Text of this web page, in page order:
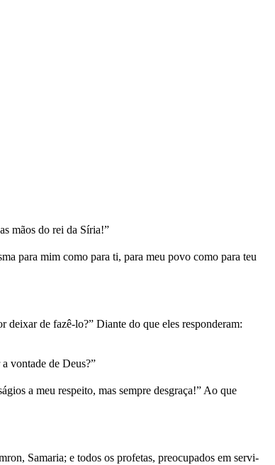
mãos do rei da Síria!”
para mim como para ti, para meu povo como para teu
de fazê-lo?” Diante do que eles responderam:
vontade de Deus?”
a meu respeito, mas sempre desgraça!” Ao que
Samaria; e todos os profetas, preocupados em servi-